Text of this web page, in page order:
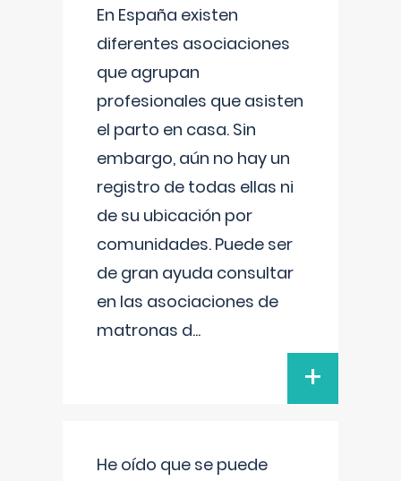
En España existen
diferentes asociaciones
que agrupan
profesionales que asisten
el parto en casa. Sin
embargo, aún no hay un
registro de todas ellas ni
de su ubicación por
comunidades. Puede ser
de gran ayuda consultar
en las asociaciones de
matronas d...
+
He oído que se puede